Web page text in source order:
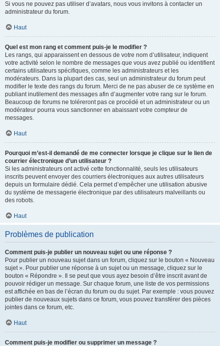
Si vous ne pouvez pas utiliser d’avatars, nous vous invitons à contacter un
administrateur du forum.
Haut
Quel est mon rang et comment puis-je le modifier ?
Les rangs, qui apparaissent en dessous de votre nom d’utilisateur, indiquent
votre activité selon le nombre de messages que vous avez publié ou identifient
certains utilisateurs spécifiques, comme les administrateurs et les
modérateurs. Dans la plupart des cas, seul un administrateur du forum peut
modifier le texte des rangs du forum. Merci de ne pas abuser de ce système en
publiant inutilement des messages afin d’augmenter votre rang sur le forum.
Beaucoup de forums ne toléreront pas ce procédé et un administrateur ou un
modérateur pourra vous sanctionner en abaissant votre compteur de
messages.
Haut
Pourquoi m’est-il demandé de me connecter lorsque je clique sur le lien de
courrier électronique d’un utilisateur ?
Si les administrateurs ont activé cette fonctionnalité, seuls les utilisateurs
inscrits peuvent envoyer des courriers électroniques aux autres utilisateurs
depuis un formulaire dédié. Cela permet d’empêcher une utilisation abusive
du système de messagerie électronique par des utilisateurs malveillants ou
des robots.
Haut
Problèmes de publication
Comment puis-je publier un nouveau sujet ou une réponse ?
Pour publier un nouveau sujet dans un forum, cliquez sur le bouton « Nouveau
sujet ». Pour publier une réponse à un sujet ou un message, cliquez sur le
bouton « Répondre ». Il se peut que vous ayez besoin d’être inscrit avant de
pouvoir rédiger un message. Sur chaque forum, une liste de vos permissions
est affichée en bas de l’écran du forum ou du sujet. Par exemple : vous pouvez
publier de nouveaux sujets dans ce forum, vous pouvez transférer des pièces
jointes dans ce forum, etc.
Haut
Comment puis-je modifier ou supprimer un message ?